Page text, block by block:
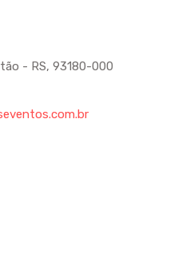
- RS, 93180-000